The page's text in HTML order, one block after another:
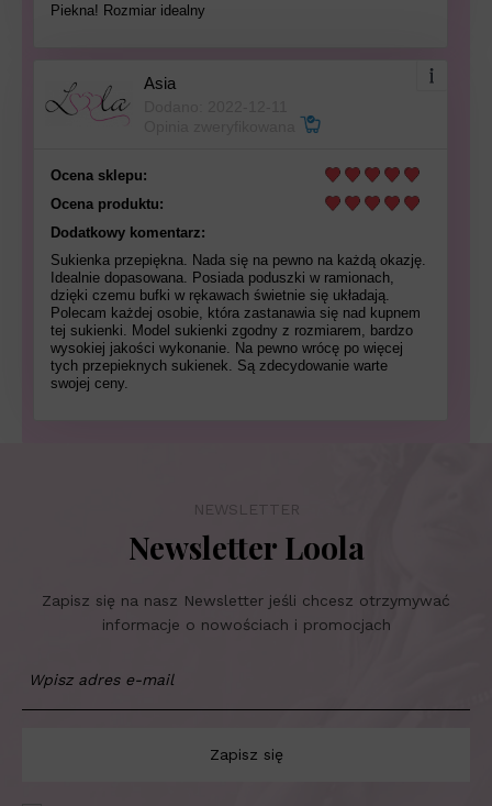
Piekna! Rozmiar idealny
Asia
Ocena sklepu:
Ocena produktu:
Dodatkowy komentarz:
Sukienka przepiękna. Nada się na pewno na każdą okazję.
Idealnie dopasowana. Posiada poduszki w ramionach,
dzięki czemu bufki w rękawach świetnie się układają.
Polecam każdej osobie, która zastanawia się nad kupnem
tej sukienki. Model sukienki zgodny z rozmiarem, bardzo
wysokiej jakości wykonanie. Na pewno wrócę po więcej
tych przepieknych sukienek. Są zdecydowanie warte
swojej ceny.
NEWSLETTER
Newsletter Loola
Zapisz się na nasz Newsletter jeśli chcesz otrzymywać
informacje o nowościach i promocjach
Zapisz się